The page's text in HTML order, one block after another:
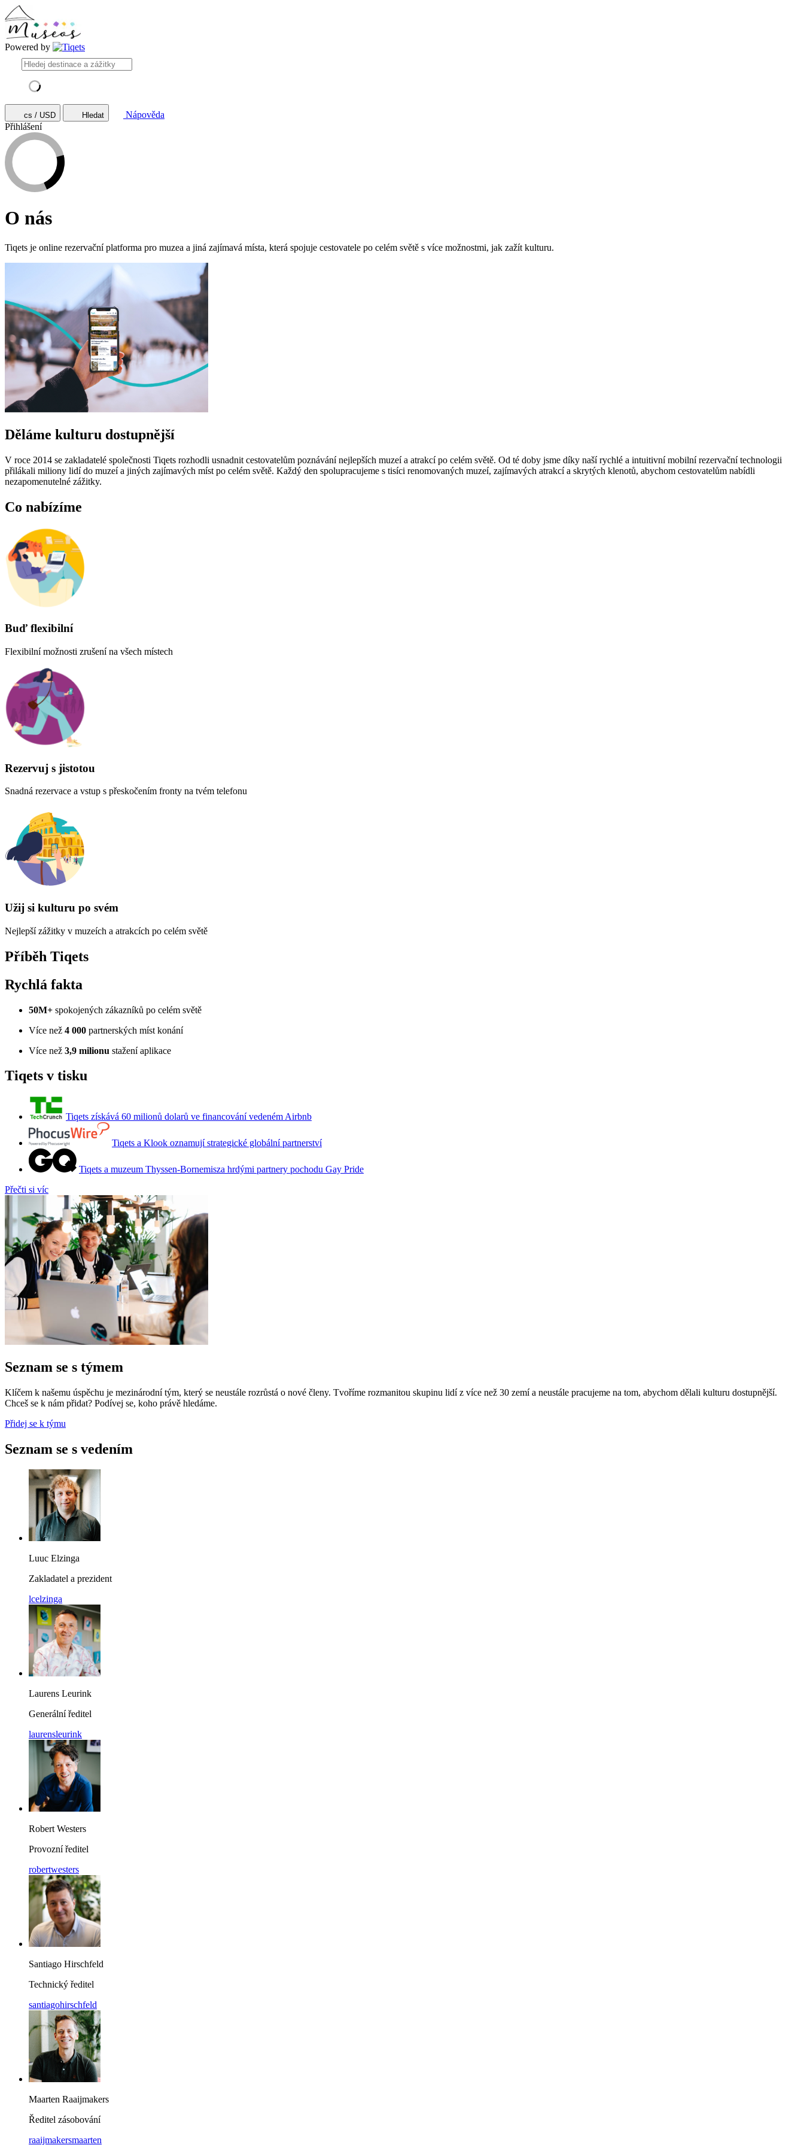
Powered by
cs / USD Hledat
Nápověda
Přihlášení
O nás
Tiqets je online rezervační platforma pro muzea a jiná zajímavá místa, která spojuje cestovatele po celém světě s více možnostmi, jak zažít kulturu.
Děláme kulturu dostupnější
V roce 2014 se zakladatelé společnosti Tiqets rozhodli usnadnit cestovatelům poznávání nejlepších muzeí a atrakcí po celém světě. Od té doby jsme díky naší rychlé a intuitivní mobilní rezervační technologii
přilákali miliony lidí do muzeí a jiných zajímavých míst po celém světě. Každý den spolupracujeme s tisíci renomovaných muzeí, zajímavých atrakcí a skrytých klenotů, abychom cestovatelům nabídli
nezapomenutelné zážitky.
Co nabízíme
Buď flexibilní
Flexibilní možnosti zrušení na všech místech
Rezervuj s jistotou
Snadná rezervace a vstup s přeskočením fronty na tvém telefonu
Užij si kulturu po svém
Nejlepší zážitky v muzeích a atrakcích po celém světě
Příběh Tiqets
Rychlá fakta
50M+ spokojených zákazníků po celém světě
Více než 4 000 partnerských míst konání
Více než 3,9 milionu stažení aplikace
Tiqets v tisku
Tiqets získává 60 milionů dolarů ve financování vedeném Airbnb
Tiqets a Klook oznamují strategické globální partnerství
Tiqets a muzeum Thyssen-Bornemisza hrdými partnery pochodu Gay Pride
Přečti si víc
Seznam se s týmem
Klíčem k našemu úspěchu je mezinárodní tým, který se neustále rozrůstá o nové členy. Tvoříme rozmanitou skupinu lidí z více než 30 zemí a neustále pracujeme na tom, abychom dělali kulturu dostupnější.
Chceš se k nám přidat? Podívej se, koho právě hledáme.
Přidej se k týmu
Seznam se s vedením
Luuc Elzinga
Zakladatel a prezident
lcelzinga
Laurens Leurink
Generální ředitel
laurensleurink
Robert Westers
Provozní ředitel
robertwesters
Santiago Hirschfeld
Technický ředitel
santiagohirschfeld
Maarten Raaijmakers
Ředitel zásobování
raaijmakersmaarten